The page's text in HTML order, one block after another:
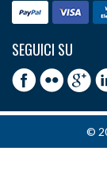
SEGUICI SU
©